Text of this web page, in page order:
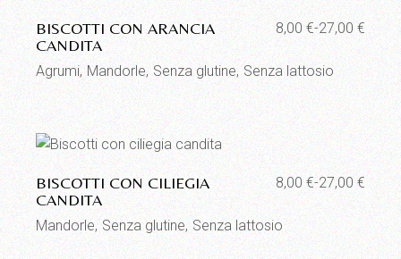
BISCOTTI CON ARANCIA
CANDITA
8,00€-27,00€
Fascia
di
prezzo:
da
8,00 €
a
27,00 €
Agrumi Mandorle Senza glutine Senza lattosio
Aggiungi alla lista dei desideri
BISCOTTI CON CILIEGIA
CANDITA
8,00 €-27,00 €
Fascia
di
prezzo:
da
8,00 €
Mandorle Senza glutine Senza lattosio